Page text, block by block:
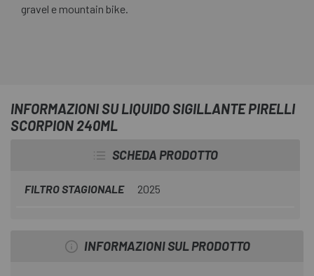
gravel e mountain bike.
INFORMAZIONI SU LIQUIDO SIGILLANTE PIRELLI
SCORPION 240ML
SCHEDA PRODOTTO
FILTRO STAGIONALE 2025
INFORMAZIONI SUL PRODOTTO